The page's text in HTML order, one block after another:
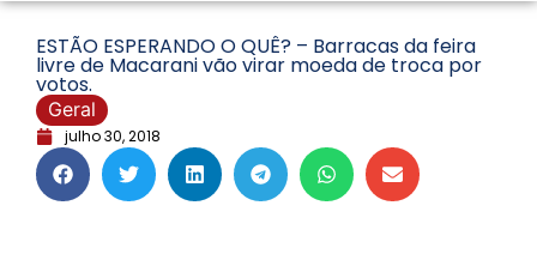
ESTÃO ESPERANDO O QUÊ? – Barracas da feira
livre de Macarani vão virar moeda de troca por
votos.
Geral
julho 30, 2018